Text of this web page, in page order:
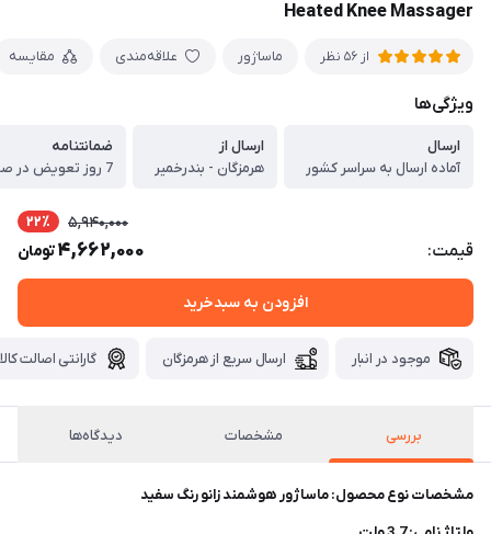
Heated Knee Massager
از 56 نظر ماساژور علاقه‌مندی مقایسه
ویژگی‌ها
ارسال
آماده ارسال به سراسر کشور
ارسال از
هرمزگان - بندرخمیر
ضمانتنامه
7 روز تعویض در صورت ایراد
قیمت:
5,940,000 22٪
4,662,000تومان
افزودن به سبدخرید
موجود در انبار ارسال سریع از هرمزگان گارانتی اصالت کالا
بررسی مشخصات دیدگاه‌ها
مشخصات نوع محصول: ماساژور هوشمند زانو رنگ سفید